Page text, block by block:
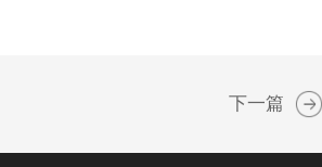
下一篇